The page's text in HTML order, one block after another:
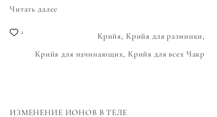
Читать далее
2 Крийя, Крийя для разминки,
Крийя для начинающих, Крийя для всех Чакр
ИЗМЕНЕНИЕ ИОНОВ В ТЕЛЕ